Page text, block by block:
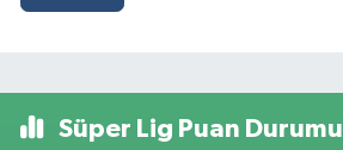
Süper Lig Puan Durumu